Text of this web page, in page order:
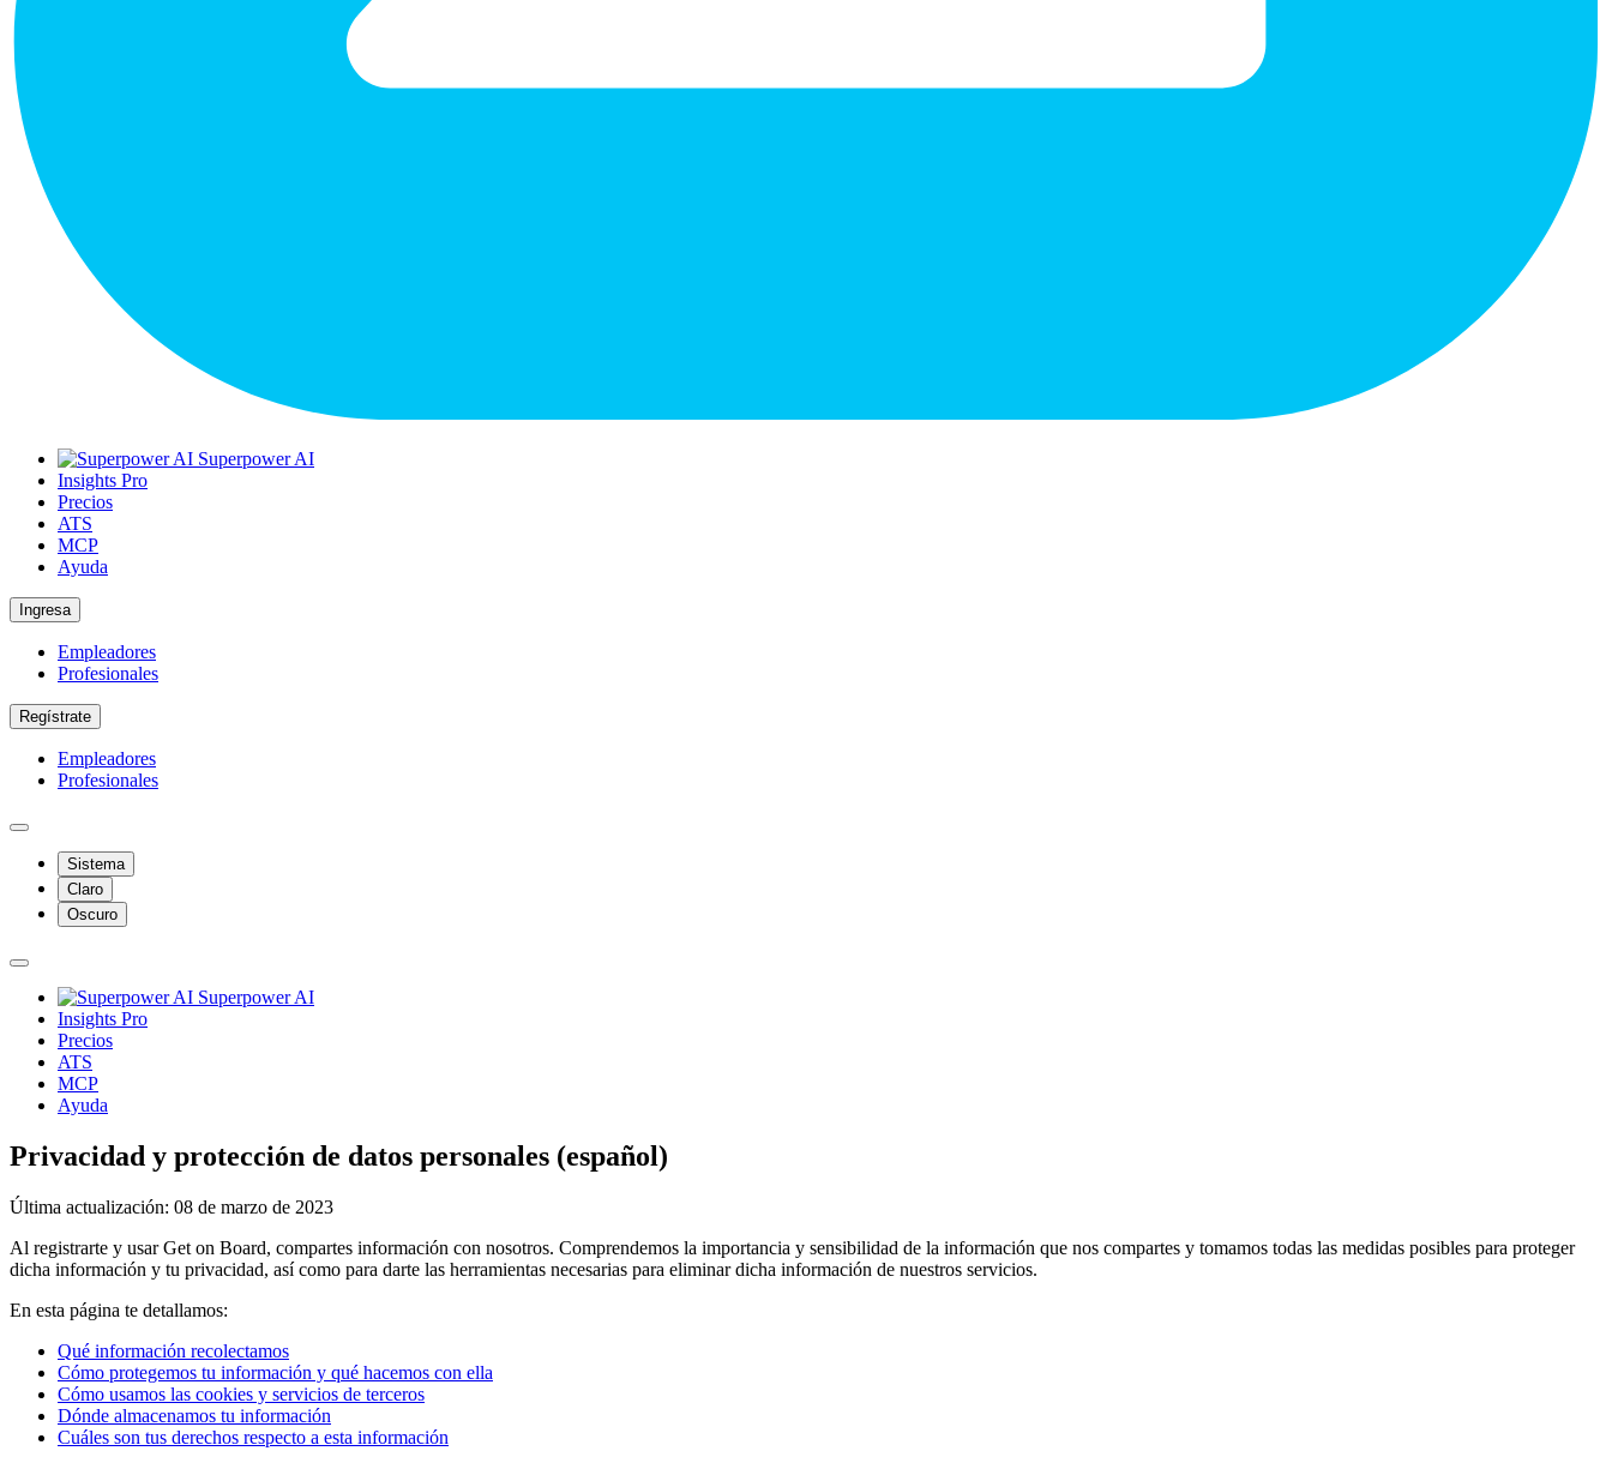
Superpower AI
Insights Pro
Precios
ATS
MCP
Ayuda
Ingresa
Empleadores
Profesionales
Regístrate
Empleadores
Profesionales
Sistema
Claro
Oscuro
Superpower AI
Insights Pro
Precios
ATS
MCP
Ayuda
Privacidad y protección de datos personales (español)
Última actualización: 08 de marzo de 2023
Al registrarte y usar Get on Board, compartes información con nosotros. Comprendemos la importancia y sensibilidad de la información que nos compartes y tomamos todas las medidas posibles para proteger
dicha información y tu privacidad, así como para darte las herramientas necesarias para eliminar dicha información de nuestros servicios.
En esta página te detallamos:
Qué información recolectamos
Cómo protegemos tu información y qué hacemos con ella
Cómo usamos las cookies y servicios de terceros
Dónde almacenamos tu información
Cuáles son tus derechos respecto a esta información